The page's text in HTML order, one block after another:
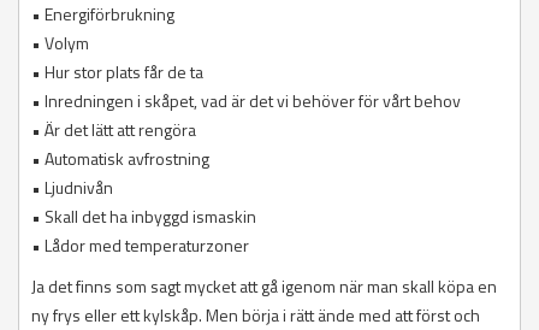
• Energiförbrukning
• Volym
• Hur stor plats får de ta
• Inredningen i skåpet, vad är det vi behöver för vårt behov
• Är det lätt att rengöra
• Automatisk avfrostning
• Ljudnivån
• Skall det ha inbyggd ismaskin
• Lådor med temperaturzoner
Ja det finns som sagt mycket att gå igenom när man skall köpa en
ny frys eller ett kylskåp. Men börja i rätt ände med att först och